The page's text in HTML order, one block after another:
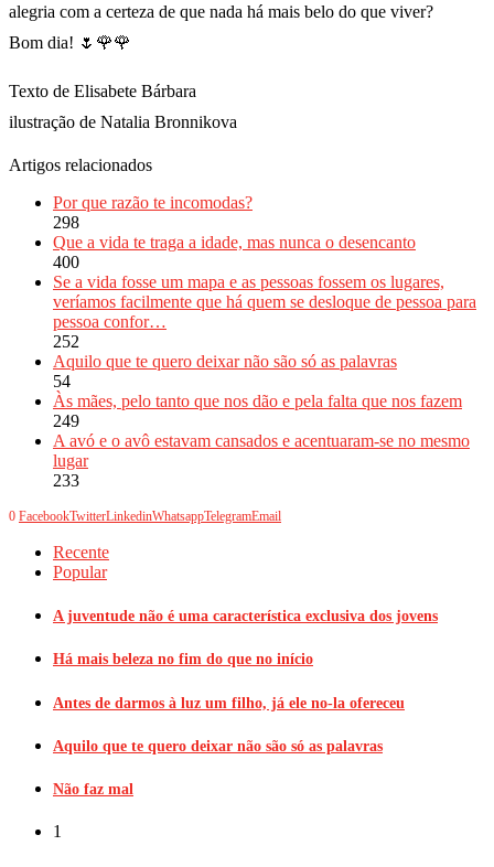
alegria com a certeza de que nada há mais belo do que viver?
Bom dia! 🌷🌹🌹
Texto de Elisabete Bárbara
ilustração de Natalia Bronnikova
Artigos relacionados
Por que razão te incomodas?
298
Que a vida te traga a idade, mas nunca o desencanto
400
Se a vida fosse um mapa e as pessoas fossem os lugares,
veríamos facilmente que há quem se desloque de pessoa para
pessoa confor…
252
Aquilo que te quero deixar não são só as palavras
54
Às mães, pelo tanto que nos dão e pela falta que nos fazem
249
A avó e o avô estavam cansados e acentuaram-se no mesmo
lugar
233
0 FacebookTwitterLinkedinWhatsappTelegramEmail
Recente
Popular
A juventude não é uma característica exclusiva dos jovens
Há mais beleza no fim do que no início
Antes de darmos à luz um filho, já ele no-la ofereceu
Aquilo que te quero deixar não são só as palavras
Não faz mal
1